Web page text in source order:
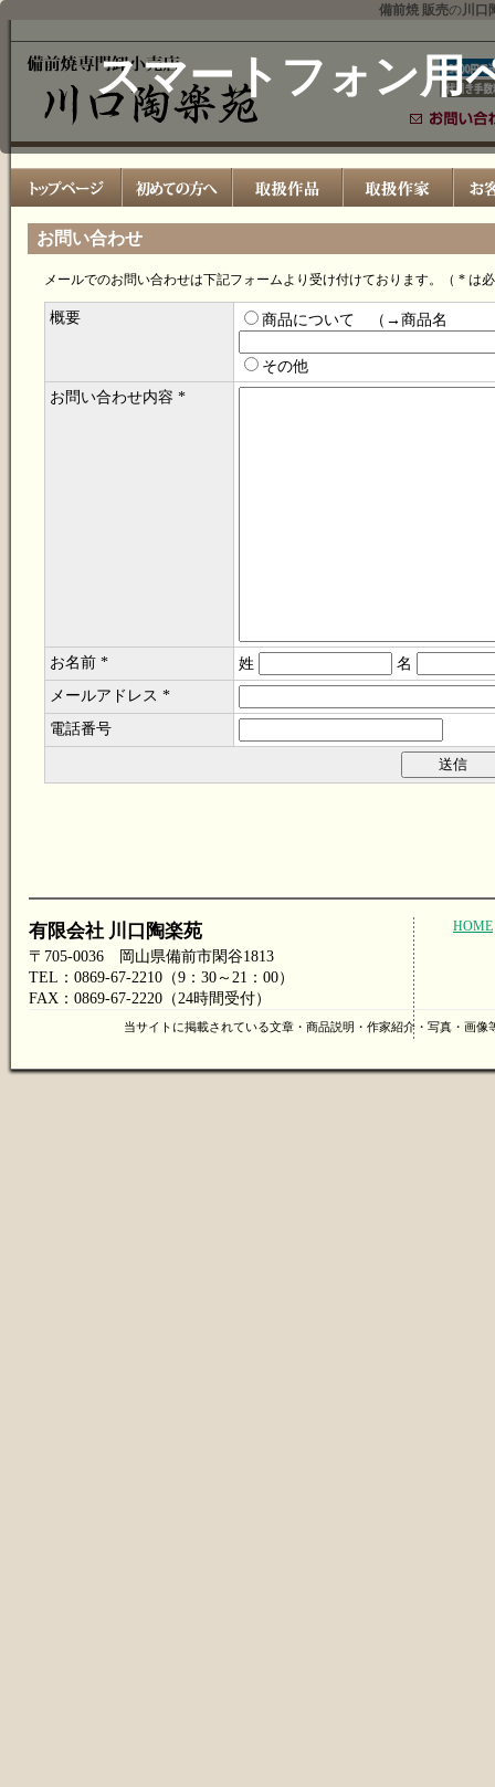
備前焼 販売の川口
スマートフォン用
お問い合わせ
メールでのお問い合わせは下記フォームより受け付けております。（ * は
概要 商品について （→商品名
その他
お問い合わせ内容 *
お名前 * 姓
名
メールアドレス *
電話番号
有限会社 川口陶楽苑
〒705-0036 岡山県備前市閑谷1813
TEL：0869-67-2210（9：30～21：00）
FAX：0869-67-2220（24時間受付）
HOME
当サイトに掲載されている文章・商品説明・作家紹介・写真・画